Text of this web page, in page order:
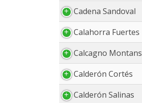
Cadena Sandoval
Calahorra Fuertes
Calcagno Montans
Calderón Cortés
Calderón Salinas